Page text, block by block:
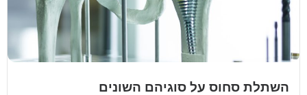
השתלת סחוס על סוגיהם השונים